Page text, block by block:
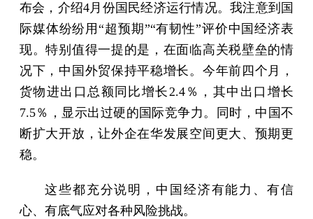
布会，介绍4月份国民经济运行情况。我注意到国
际媒体纷纷用“超预期”“有韧性”评价中国经济表
现。特别值得一提的是，在面临高关税壁垒的情
况下，中国外贸保持平稳增长。今年前四个月，
货物进出口总额同比增长2.4％，其中出口增长
7.5％，显示出过硬的国际竞争力。同时，中国不
断扩大开放，让外企在华发展空间更大、预期更
稳。
这些都充分说明，中国经济有能力、有信
心、有底气应对各种风险挑战。